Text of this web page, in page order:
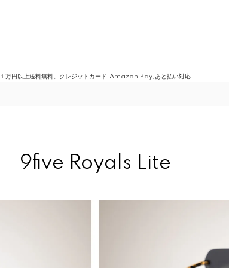
１万円以上送料無料。クレジットカード,Amazon Pay,あと払い対応
9five Royals Lite